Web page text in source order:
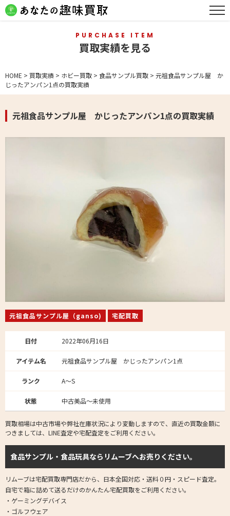
PURCHASE ITEM
買取実績を見る
HOME > 買取実績 > ホビー買取 > 食品サンプル買取 > 元祖食品サンプル屋 か
じったアンパン1点の買取実績
元祖食品サンプル屋 かじったアンパン1点の買取実績
元祖食品サンプル屋（ganso) 宅配買取
日付 2022年06月16日
アイテム名 元祖食品サンプル屋 かじったアンパン1点
ランク A～S
状態 中古美品～未使用
買取相場は中古市場や弊社在庫状況により変動しますので、直近の買取金額に
つきましては、LINE査定や宅配査定をご利用ください。
食品サンプル・食品玩具ならリムーブへお売りください。
リムーブは宅配買取専門店だから、日本全国対応・送料０円・スピード査定。
自宅で箱に詰めて送るだけのかんたん宅配買取をご利用ください。
・ゲーミングデバイス
・ゴルフウェア